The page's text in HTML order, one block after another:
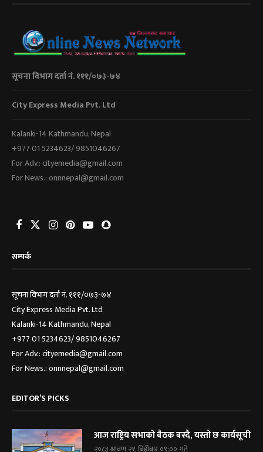
सूचना विभाग दर्ता नं. १११/०७३-७४
City Express Media Pvt. Ltd
Kalanki-14 Kathmandu, Nepal
+977 01 5234623/ 9851046267
For Adv.: cityemedia@gmail.com
For News.: onnnepal@gmail.com
सम्पर्क
सूचना विभाग दर्ता नं. १११/०७३-७४
City Express Media Pvt. Ltd
Kalanki-14 Kathmandu, Nepal
+977 01 5234623/ 9851046267
For Adv.: cityemedia@gmail.com
For News.: onnnepal@gmail.com
EDITOR’S PICKS
आज राष्ट्रिय सभाको बैठक बस्दै, यस्तो छ कार्यसूची
२०८३ श्रावण २१, बिहीबार ०९:०० गते